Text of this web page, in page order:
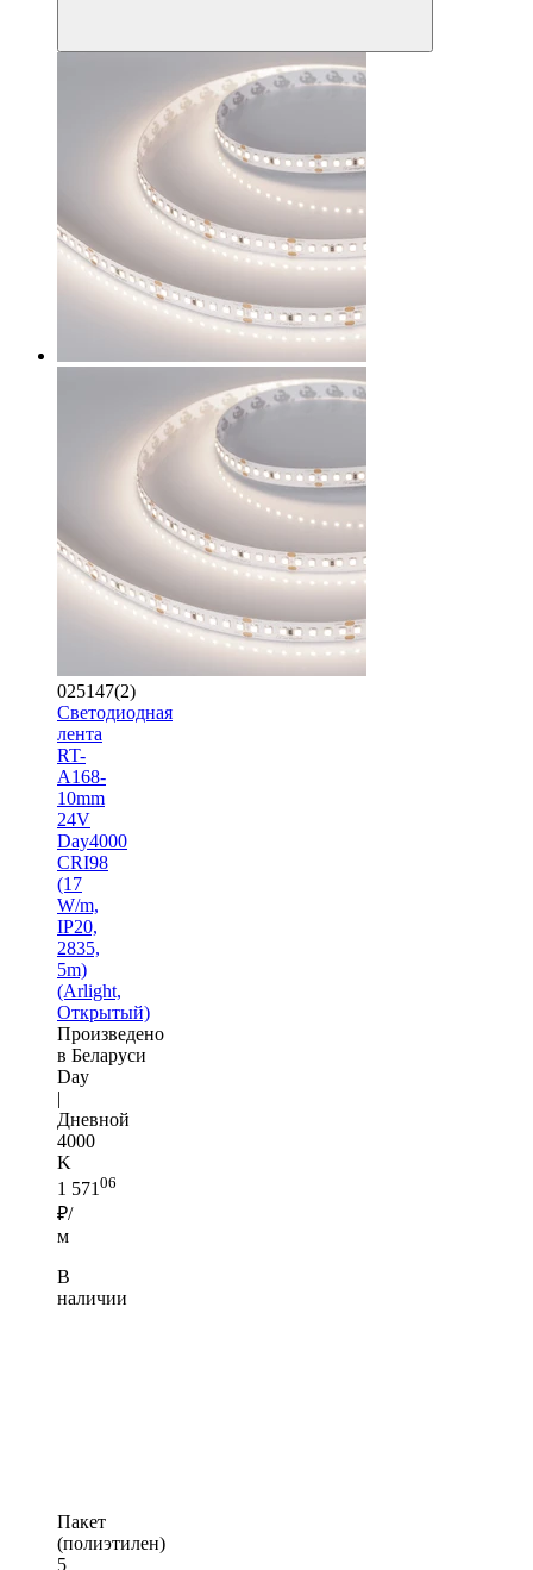
025147(2)
Светодиодная
лента
RT-
A168-
10mm
24V
Day4000
CRI98
(17
W/m,
IP20,
2835,
5m)
(Arlight,
Открытый)
Произведено
в Беларуси
Day
|
Дневной
4000
K
1 571 06
₽/
м
В
наличии
Пакет
(полиэтилен)
5